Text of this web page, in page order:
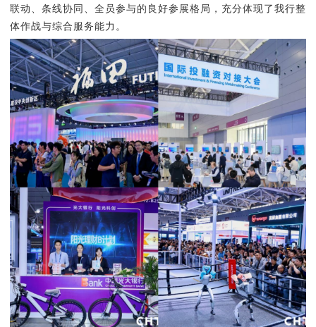
联动、条线协同、全员参与的良好参展格局，充分体现了我行整
体作战与综合服务能力。